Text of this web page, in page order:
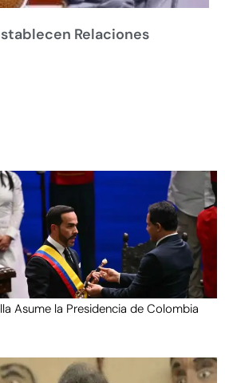
Relaciones
Asume la Presidencia de Colombia